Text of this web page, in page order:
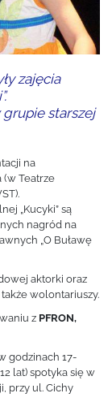
zajęcia
starszej
na
Teatrze
„Kucyki” są
nagród na
„O Buławę
aktorki oraz
wolontariuszy.
z PFRON,
godzinach 17-
lat) spotyka się w
przy ul. Cichy